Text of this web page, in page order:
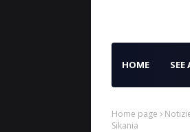
HOME SEE
Home page
Sikania